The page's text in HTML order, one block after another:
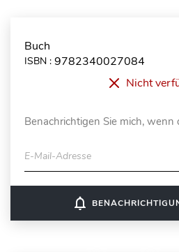
Buch
ISBN : 9782340027084
Nicht
Benachrichtigen Sie mich,
E-Mail-Adresse
notifications_none